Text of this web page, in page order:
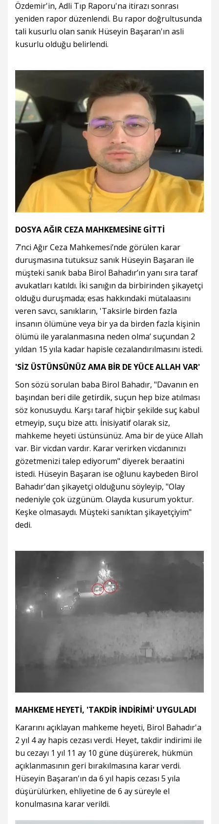
Özdemir'in, Adli Tıp Raporu'na itirazı sonrası
yeniden rapor düzenlendi. Bu rapor doğrultusunda
tali kusurlu olan sanık Hüseyin Başaran'ın asli
kusurlu olduğu belirlendi.
DOSYA AĞIR CEZA MAHKEMESİNE GİTTİ
7’nci Ağır Ceza Mahkemesi’nde görülen karar
duruşmasına tutuksuz sanık Hüseyin Başaran ile
müşteki sanık baba Birol Bahadır’ın yanı sıra taraf
avukatları katıldı. İki sanığın da birbirinden şikayetçi
olduğu duruşmada; esas hakkındaki mütalaasını
veren savcı, sanıkların, 'Taksirle birden fazla
insanın ölümüne veya bir ya da birden fazla kişinin
ölümü ile yaralanmasına neden olma’ suçundan 2
yıldan 15 yıla kadar hapisle cezalandırılmasını istedi.
'SİZ ÜSTÜNSÜNÜZ AMA BİR DE YÜCE ALLAH VAR'
Son sözü sorulan baba Birol Bahadır, "Davanın en
başından beri dile getirdik, suçun hep bize atılması
söz konusuydu. Karşı taraf hiçbir şekilde suç kabul
etmeyip, suçu bize attı. İnisiyatif olarak siz,
mahkeme heyeti üstünsünüz. Ama bir de yüce Allah
var. Bir vicdan vardır. Karar verirken vicdanınızı
gözetmenizi talep ediyorum" diyerek beraatini
istedi. Hüseyin Başaran ise oğlunu kaybeden Birol
Bahadır'dan şikayetçi olduğunu söyleyip, "Olay
nedeniyle çok üzgünüm. Olayda kusurum yoktur.
Keşke olmasaydı. Müşteki sanıktan şikayetçiyim"
dedi.
MAHKEME HEYETİ, 'TAKDİR İNDİRİMİ' UYGULADI
Kararını açıklayan mahkeme heyeti, Birol Bahadır'a
2 yıl 4 ay hapis cezası verdi. Heyet, takdir indirimi ile
bu cezayı 1 yıl 11 ay 10 güne düşürerek, hükmün
açıklanmasının geri bırakılmasına karar verdi.
Hüseyin Başaran'ın da 6 yıl hapis cezası 5 yıla
düşürülürken, ehliyetine de 6 ay süreyle el
konulmasına karar verildi.